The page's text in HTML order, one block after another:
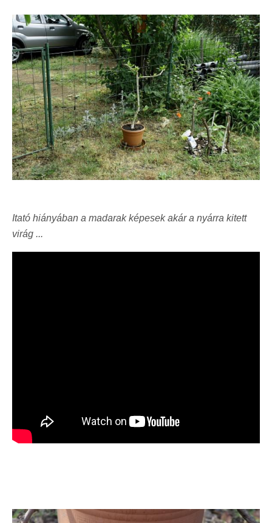
Itató hiányában a madarak képesek akár a nyárra kitett
virág ...